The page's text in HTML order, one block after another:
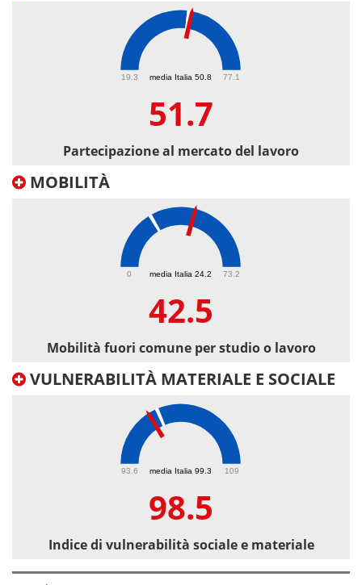
media Italia 50.8
19.3 77.1
51.7
Partecipazione al mercato del lavoro
MOBILITÀ
media Italia 24.2
0 73.2
42.5
Mobilità fuori comune per studio o lavoro
VULNERABILITÀ MATERIALE E SOCIALE
media Italia 99.3
93.6 109
98.5
Indice di vulnerabilità sociale e materiale